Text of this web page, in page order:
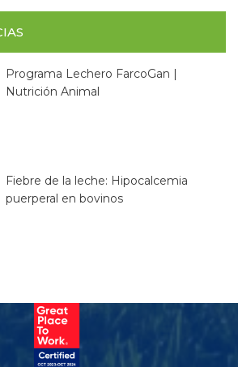
Programa Lechero FarcoGan |
Nutrición Animal
Fiebre de la leche: Hipocalcemia
puerperal en bovinos